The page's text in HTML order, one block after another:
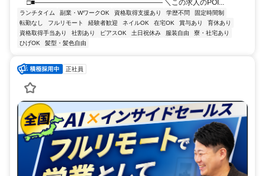
□■―――――――――――――――――― ＼この求人のPOI...
ランチタイム 副業・WワークOK 資格取得支援あり 学歴不問
固定時間制
転勤なし
フルリモート 経験者歓迎 ネイルOK 在宅OK 賞与あり
育休あり
資格取得手当あり
社割あり ピアスOK 土日祝休み 服装自由
寮・社宅あり
ひげOK
髪型・髪色自由
正社員